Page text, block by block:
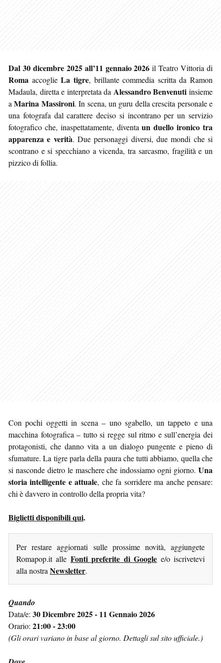
Dal 30 dicembre 2025 all’11 gennaio 2026 il Teatro Vittoria di
Roma accoglieLa tigre, brillante commedia scritta da Ramon
Madaula, diretta e interpretata da Alessandro Benvenuti insieme
aMarina Massironi. In scena, un guru della crescita personale e
una fotografa dal carattere deciso si incontrano per un servizio
fotografico che, inaspettatamente, diventaun duello ironico tra
apparenza e verità. Due personaggi diversi, due mondi che si
scontrano e si specchiano a vicenda, tra sarcasmo, fragilità e un
pizzico di follia.
Con pochi oggetti in scena – uno sgabello, un tappeto e una
macchina fotografica – tutto si regge sul ritmo e sull’energia dei
protagonisti, che danno vita a un dialogo pungente e pieno di
sfumature. La tigre parla della paura che tutti abbiamo, quella che
si nasconde dietro le maschere che indossiamo ogni giorno. Una
storia intelligente e attuale, che fa sorridere ma anche pensare:
chi è davvero in controllo della propria vita?
Biglietti disponibili qui.
Per restare aggiornati sulle prossime novità, aggiungete
Romapop.it alle Fonti preferite di Google e/o iscrivetevi
alla nostra Newsletter.
Quando
Data/e: 30 Dicembre 2025 - 11 Gennaio 2026
Orario: 21:00 - 23:00
(Gli orari variano in base al giorno. Dettagli sul sito ufficiale.)